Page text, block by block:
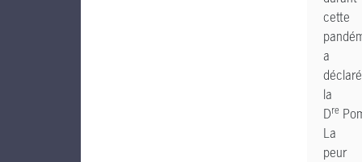
cette
a
déclaré
la
Dre
La
peur